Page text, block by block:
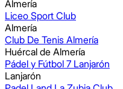
Almería
Liceo Sport Club
Almería
Club De Tenis Almería
Huércal de Almería
Pádel y Fútbol 7 Lanjarón
Lanjarón